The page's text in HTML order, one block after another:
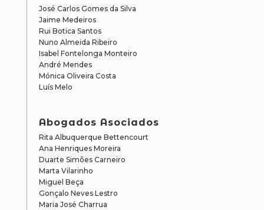
José Carlos Gomes da Silva
Jaime Medeiros
Rui Botica Santos
Nuno Almeida Ribeiro
Isabel Fontelonga Monteiro
André Mendes
Mónica Oliveira Costa
Luís Melo
Abogados Asociados
Rita Albuquerque Bettencourt
Ana Henriques Moreira
Duarte Simões Carneiro
Marta Vilarinho
Miguel Beça
Gonçalo Neves Lestro
Maria José Charrua